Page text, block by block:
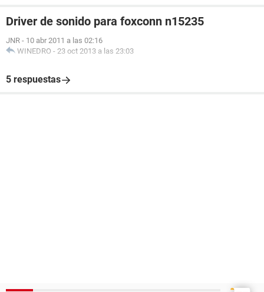
Driver de sonido para foxconn n15235
JNR - 10 abr 2011 a las 02:16
WINEDRO - 23 oct 2013 a las 23:03
5 respuestas